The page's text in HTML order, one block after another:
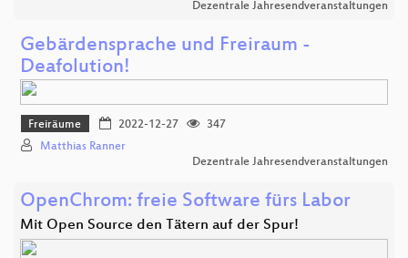
Dezentrale Jahresendveranstaltungen
Gebärdensprache und Freiraum -
Deafolution!
Freiräume 2022-12-27
347
Matthias Ranner
Dezentrale Jahresendveranstaltungen
OpenChrom: freie Software fürs Labor
Mit Open Source den Tätern auf der Spur!